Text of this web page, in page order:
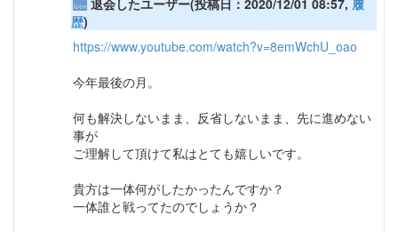
退会したユーザー(投稿日：2020/12/01 08:57, 履
歴)
https://www.youtube.com/watch?v=8emWchU_oao
今年最後の月。
何も解決しないまま、反省しないまま、先に進めない
事が
ご理解して頂けて私はとても嬉しいです。
貴方は一体何がしたかったんですか？
一体誰と戦ってたのでしょうか？